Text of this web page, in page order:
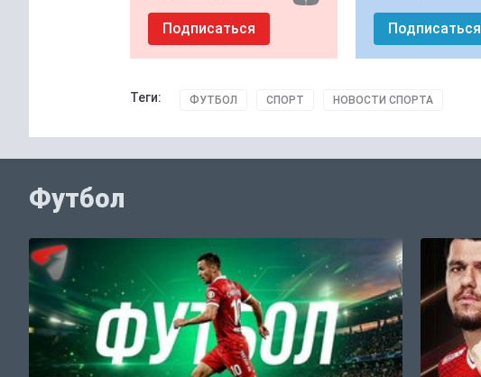
Подписаться Подписаться
Теги: ФУТБОЛ СПОРТ НОВОСТИ СПОРТА
Футбол